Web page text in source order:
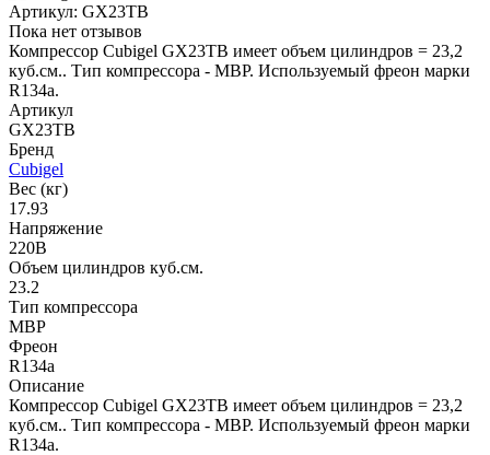
Артикул: GX23TB
Пока нет отзывов
Компрессор Cubigel GX23TB имеет объем цилиндров = 23,2
куб.см.. Тип компрессора - MBP. Используемый фреон марки
R134a.
Артикул
GX23TB
Бренд
Cubigel
Вес (кг)
17.93
Напряжение
220В
Объем цилиндров куб.см.
23.2
Тип компрессора
MBP
Фреон
R134a
Описание
Компрессор Cubigel GX23TB имеет объем цилиндров = 23,2
куб.см.. Тип компрессора - MBP. Используемый фреон марки
R134a.